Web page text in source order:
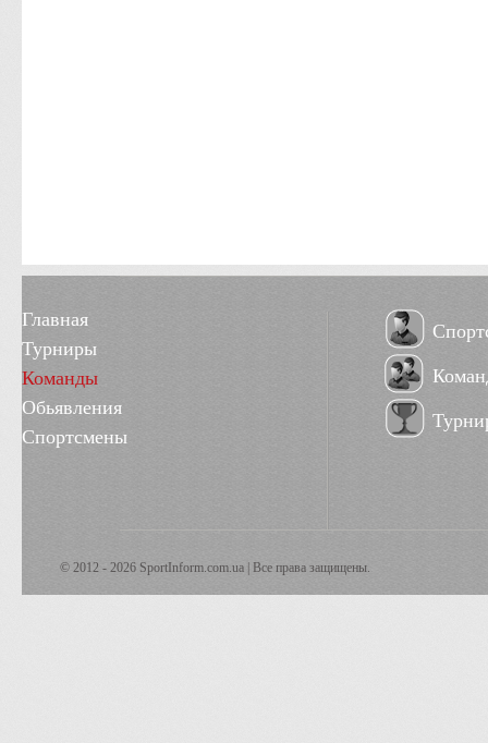
Главная
Турниры
Команды
Обьявления
Спортсмены
© 2012 - 2026 SportInform.com.ua | Все права защищены.